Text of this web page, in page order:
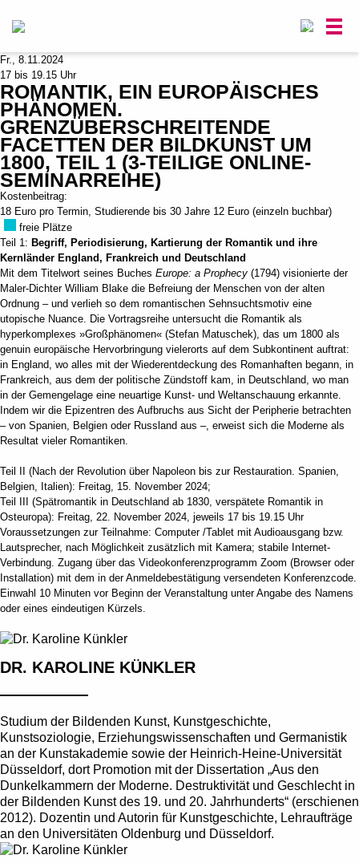
0
Fr., 8.11.2024
17 bis 19.15 Uhr
ROMANTIK, EIN EUROPÄISCHES
PHÄNOMEN.
GRENZÜBERSCHREITENDE
FACETTEN DER BILDKUNST UM
1800, TEIL 1 (3-TEILIGE ONLINE-
SEMINARREIHE)
Kostenbeitrag:
18 Euro pro Termin, Studierende bis 30 Jahre 12 Euro (einzeln buchbar)
freie Plätze
Teil 1: Begriff, Periodisierung, Kartierung der Romantik und ihre
Kernländer England, Frankreich und Deutschland
Mit dem Titelwort seines Buches Europe: a Prophecy (1794) visionierte der
Maler-Dichter William Blake die Befreiung der Menschen von der alten
Ordnung – und verlieh so dem romantischen Sehnsuchtsmotiv eine
utopische Nuance. Die Vortragsreihe untersucht die Romantik als
hyperkomplexes »Großphänomen« (Stefan Matuschek), das um 1800 als
genuin europäische Hervorbringung vielerorts auf dem Subkontinent auftrat:
in England, wo alles mit der Wiederentdeckung des Romanhaften begann, in
Frankreich, aus dem der politische Zündstoff kam, in Deutschland, wo man
in der Gemengelage eine neuartige Kunst- und Weltanschauung erkannte.
Indem wir die Epizentren des Aufbruchs aus Sicht der Peripherie betrachten
– von Spanien, Belgien oder Russland aus –, erweist sich die Moderne als
Resultat vieler Romantiken.
Teil II (Nach der Revolution über Napoleon bis zur Restauration. Spanien,
Belgien, Italien): Freitag, 15. November 2024;
Teil III (Spätromantik in Deutschland ab 1830, verspätete Romantik in
Osteuropa): Freitag, 22. November 2024, jeweils 17 bis 19.15 Uhr
Voraussetzungen zur Teilnahme: Computer /Tablet mit Audioausgang bzw.
Lautsprecher, nach Möglichkeit zusätzlich mit Kamera; stabile Internet-
Verbindung. Zugang über das Videokonferenzprogramm Zoom (Browser oder
Installation) mit dem in der Anmeldebestätigung versendeten Konferenzcode.
Einwahl 10 Minuten vor Beginn der Veranstaltung unter Angabe des Namens
oder eines eindeutigen Kürzels.
DR. KAROLINE KÜNKLER
Studium der Bildenden Kunst, Kunstgeschichte,
Kunstsoziologie, Erziehungswissenschaften und Germanistik
an der Kunstakademie sowie der Heinrich-Heine-Universität
Düsseldorf, dort Promotion mit der Dissertation „Aus den
Dunkelkammern der Moderne. Destruktivität und Geschlecht in
der Bildenden Kunst des 19. und 20. Jahrhunderts“ (erschienen
2012). Dozentin und Autorin für Kunstgeschichte, Lehraufträge
an den Universitäten Oldenburg und Düsseldorf.